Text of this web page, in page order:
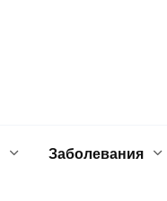
Заболевания